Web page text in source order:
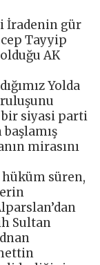
İradenin gür
Tayyip
AK
Yolda
bir siyasi parti
mirasını
hüküm süren,
Sultan